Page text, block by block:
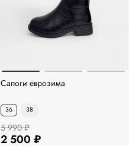
Сапоги еврозима
36 38
5 990 ₽
2 500 ₽